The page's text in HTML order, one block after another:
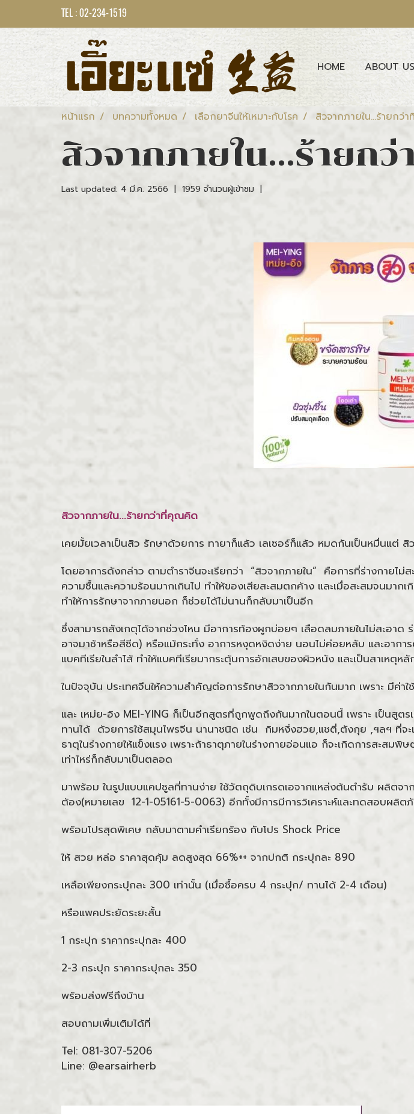
TEL : 02-234-1519
HOME ABOUT US
หน้าแรก บทความทั้งหมด เลือกยาจีนให้เหมาะกับโรค สิวจากภายใน...ร้ายกว่
สิวจากภายใน...ร้ายก
Last updated: 4 มี.ค. 2566 | 1959 จำนวนผู้เข้าชม |
สิวจากภายใน...ร้ายกว่าที่คุณคิด
เคยมั้ยเวลาเป็นสิว รักษาด้วยการ ทายาก็แล้ว เลเซอร์ก็แล้ว หมดกันเป็นหมื่นแต่
โดยอาการดังกล่าว ตามตำราจีนจะเรียกว่า “สิวจากภายใน” คือการที่ร่างกาย
ความชื้นและความร้อนมากเกินไป ทำให้ของเสียสะสมตกค้าง และเมื่อสะสมจนมา
ทำให้การรักษาจากภายนอก ก็ช่วยได้ไม่นานก็กลับมาเป็นอีก
ซึ่งสามารถสังเกตุได้จากช่วงไหน มีอาการท้องผูกบ่อยๆ เลือดลมภายในไม่สะอาด
อาจมาช้าหรือสีซีด) หรือแม้กระทั่ง อาการหงุดหงิดง่าย นอนไม่ค่อยหลับ และอากา
แบคทีเรียในลำไส้ ทำให้แบคทีเรียมากระตุ้นการอักเสบของผิวหนัง และเป็นสาเหตุห
ในปัจจุบัน ประเทศจีนให้ความสำคัญต่อการรักษาสิวจากภายในกันมาก เพราะ มีค่
และ เหม่ย-อิง MEI-YING ก็เป็นอีกสูตรที่ถูกพูดถึงกันมากในตอนนี้ เพราะ เป็นสู
ทานได้ ด้วยการใช้สมุนไพรจีน นานาชนิด เช่น กิมหงิ่งฮวย,แชตี่,ตังกุย ,ฯลฯ ที่จะ
ธาตุในร่างกายให้แข็งแรง เพราะถ้าธาตุภายในร่างกายอ่อนแอ ก็จะเกิดการสะส
เท่าไหร่ก็กลับมาเป็นตลอด
มาพร้อม ในรูปแบบแคปซูลที่ทานง่าย ใช้วัตถุดิบเกรดเอจากแหล่งต้นตำรับ ผลิตจ
ต้อง(หมายเลข 12-1-05161-5-0063) อีกทั้งมีการมีการวิเคราะห์และทดสอบผ
พร้อมโปรสุดพิเศษ กลับมาตามคำเรียกร้อง กับโปร Shock Price
ให้ สวย หล่อ ราคาสุดคุ้ม ลดสูงสุด 66%++ จากปกติ กระปุกละ 890
เหลือเพียงกระปุกละ 300 เท่านั้น (เมื่อซื้อครบ 4 กระปุก/ ทานได้ 2-4 เดือน)
หรือแพคประยัดระยะสั้น
1 กระปุก ราคากระปุกละ 400
2-3 กระปุก ราคากระปุกละ 350
พร้อมส่งฟรีถึงบ้าน
สอบถามเพิ่มเติมได้ที่
Tel: 081-307-5206
Line: @earsairherb